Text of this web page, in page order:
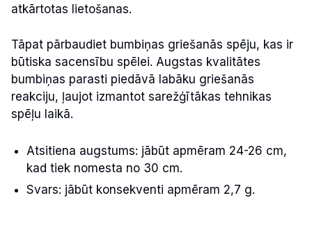
atkārtotas lietošanas.
Tāpat pārbaudiet bumbiņas griešanās spēju, kas ir
būtiska sacensību spēlei. Augstas kvalitātes
bumbiņas parasti piedāvā labāku griešanās
reakciju, ļaujot izmantot sarežģītākas tehnikas
spēļu laikā.
Atsitiena augstums: jābūt apmēram 24-26 cm,
kad tiek nomesta no 30 cm.
Svars: jābūt konsekventi apmēram 2,7 g.